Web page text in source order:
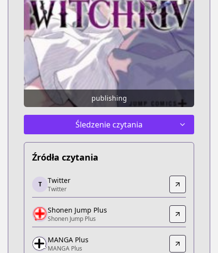
publishing
Śledzenie czytania
Źródła czytania
Twitter
Twitter
https://x.com/WITCHRIV
Shonen Jump Plus
Shonen Jump Plus
https://shonenjumpplus.com/episode/
MANGA Plus
T Twitter
Twitter
Shonen Jump Plus
Shonen Jump Plus
MANGA Plus
MANGA Plus